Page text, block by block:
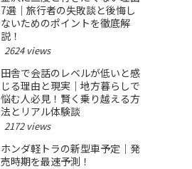
7選｜旅行者の失敗談と後悔し
ないためのポイントを徹底解
説！
2624 views
田舎で会話のレベルが低いと感
じる理由と現実｜地方暮らしで
悩む人必見！賢く乗り越える方
法とリアル体験談
2172 views
ホンダ軽トラの新型車予定｜発
売時期を最速予測！